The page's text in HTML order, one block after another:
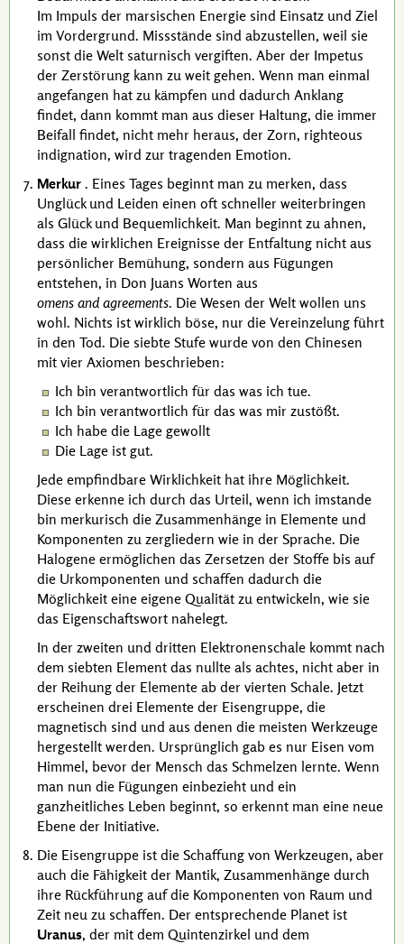
Im Impuls der marsischen Energie sind Einsatz und Ziel
im Vordergrund. Missstände sind abzustellen, weil sie
sonst die Welt saturnisch vergiften. Aber der Impetus
der Zerstörung kann zu weit gehen. Wenn man einmal
angefangen hat zu kämpfen und dadurch Anklang
findet, dann kommt man aus dieser Haltung, die immer
Beifall findet, nicht mehr heraus, der Zorn, righteous
indignation, wird zur tragenden Emotion.
Merkur . Eines Tages beginnt man zu merken, dass
Unglück und Leiden einen oft schneller weiterbringen
als Glück und Bequemlichkeit. Man beginnt zu ahnen,
dass die wirklichen Ereignisse der Entfaltung nicht aus
persönlicher Bemühung, sondern aus Fügungen
entstehen, in Don Juans Worten aus
omens and agreements. Die Wesen der Welt wollen uns
wohl. Nichts ist wirklich böse, nur die Vereinzelung führt
in den Tod. Die siebte Stufe wurde von den Chinesen
mit vier Axiomen beschrieben:
Ich bin verantwortlich für das was ich tue.
Ich bin verantwortlich für das was mir zustößt.
Ich habe die Lage gewollt
Die Lage ist gut.
Jede empfindbare Wirklichkeit hat ihre Möglichkeit.
Diese erkenne ich durch das Urteil, wenn ich imstande
bin merkurisch die Zusammenhänge in Elemente und
Komponenten zu zergliedern wie in der Sprache. Die
Halogene ermöglichen das Zersetzen der Stoffe bis auf
die Urkomponenten und schaffen dadurch die
Möglichkeit eine eigene Qualität zu entwickeln, wie sie
das Eigenschaftswort nahelegt.
In der zweiten und dritten Elektronenschale kommt nach
dem siebten Element das nullte als achtes, nicht aber in
der Reihung der Elemente ab der vierten Schale. Jetzt
erscheinen drei Elemente der Eisengruppe, die
magnetisch sind und aus denen die meisten Werkzeuge
hergestellt werden. Ursprünglich gab es nur Eisen vom
Himmel, bevor der Mensch das Schmelzen lernte. Wenn
man nun die Fügungen einbezieht und ein
ganzheitliches Leben beginnt, so erkennt man eine neue
Ebene der Initiative.
Die Eisengruppe ist die Schaffung von Werkzeugen, aber
auch die Fähigkeit der Mantik, Zusammenhänge durch
ihre Rückführung auf die Komponenten von Raum und
Zeit neu zu schaffen. Der entsprechende Planet ist
Uranus, der mit dem Quintenzirkel und dem